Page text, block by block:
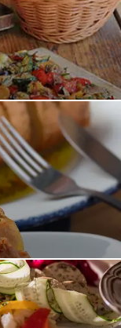
楽しくお過ごし下
ン!!季節を感じて頂
パーク
ガーリックトース
さんで熱々のにん
ピーターのお客様